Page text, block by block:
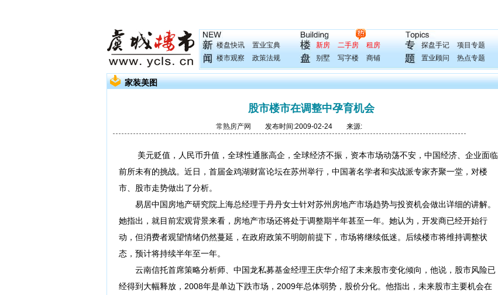
楼盘快讯
置业宝典
楼市观察
政策法规
新房 二手房
租房
别墅
写字楼 商铺
探盘手记
项目专题
置业顾问
热点专题
家装美图
股市楼市在调整中孕育机会
常熟房产网 发布时间:2009-02-24 来源:
美元贬值，人民币升值，全球性通胀高企，全球经济不振，资本市场动荡不安，中国经济、企业面临
前所未有的挑战。近日，首届金鸡湖财富论坛在苏州举行，中国著名学者和实战派专家齐聚一堂，对楼
市、股市走势做出了分析。
易居中国房地产研究院上海总经理于丹丹女士针对苏州房地产市场趋势与投资机会做出详细的讲解。
她指出，就目前宏观背景来看，房地产市场还将处于调整期半年甚至一年。她认为，开发商已经开始行
动，但消费者观望情绪仍然蔓延，在政府政策不明朗前提下，市场将继续低迷。后续楼市将维持调整状
态，预计将持续半年至一年。
云南信托首席策略分析师、中国龙私募基金经理王庆华介绍了未来股市变化倾向，他说，股市风险已
经得到大幅释放，2008年是单边下跌市场，2009年总体弱势，股价分化。他指出，未来股市主要机会在